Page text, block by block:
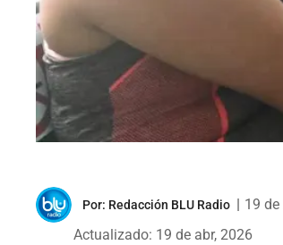
Por: Redacción BLU Radio
19 de
Actualizado: 19 de abr, 2026